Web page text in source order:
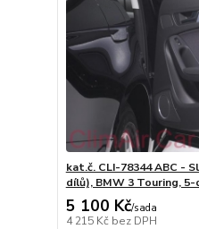
kat.č. CLI-78344 ABC -
dílů), BMW 3 Touring, 5-
5 100 Kč/sada
4 215 Kč bez DPH